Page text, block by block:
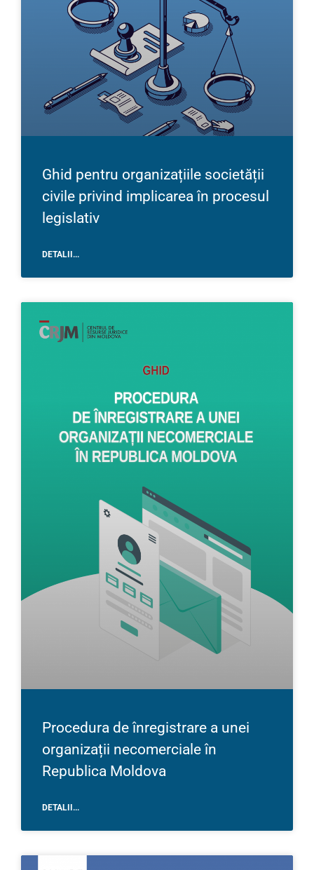
Ghid pentru organizațiile societății
civile privind implicarea în procesul
legislativ
DETALII...
Procedura de înregistrare a unei
organizații necomerciale în
Republica Moldova
DETALII...